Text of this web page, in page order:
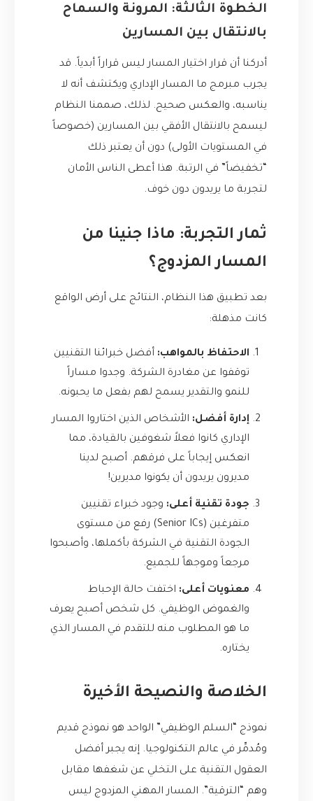
الخطوة الثالثة: المرونة والسماح
بالانتقال بين المسارين
أدركنا أن قرار اختيار المسار ليس قراراً أبدياً. قد
يجرب مبرمج ما المسار الإداري ويكتشف أنه لا
يناسبه، والعكس صحيح. لذلك، صممنا النظام
ليسمح بالانتقال الأفقي بين المسارين (خصوصاً
في المستويات الأولى) دون أن يعتبر ذلك
“تخفيضاً” في الرتبة. هذا أعطى الناس الأمان
لتجربة ما يريدون دون خوف.
ثمار التجربة: ماذا جنينا من
المسار المزدوج؟
بعد تطبيق هذا النظام، النتائج على أرض الواقع
كانت مذهلة:
الاحتفاظ بالمواهب: أفضل خبرائنا التقنيين
توقفوا عن مغادرة الشركة. وجدوا مساراً
للنمو والتقدير يسمح لهم بفعل ما يحبونه.
إدارة أفضل: الأشخاص الذين اختاروا المسار
الإداري كانوا فعلاً شغوفين بالقيادة، مما
انعكس إيجاباً على فرقهم. أصبح لدينا
مديرون يريدون أن يكونوا مديرين!
جودة تقنية أعلى: وجود خبراء تقنيين
متفرغين (Senior ICs) رفع من مستوى
الجودة التقنية في الشركة بأكملها، وأصبحوا
مرجعاً وموجهاً للجميع.
معنويات أعلى: اختفت حالة الإحباط
والغموض الوظيفي. كل شخص أصبح يعرف
ما هو المطلوب منه للتقدم في المسار الذي
يختاره.
الخلاصة والنصيحة الأخيرة
نموذج “السلم الوظيفي” الواحد هو نموذج قديم
ومُدمِّر في عالم التكنولوجيا. إنه يجبر أفضل
العقول التقنية على التخلي عن شغفها مقابل
وهم “الترقية”. المسار المهني المزدوج ليس